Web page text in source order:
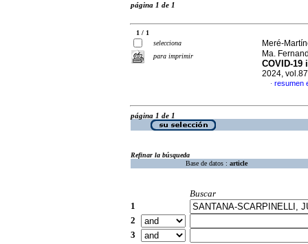
página 1 de 1
1 / 1
selecciona
para imprimir
Meré-
Ma.
COVID-19
2024,
· resumen
página 1 de 1
Refinar la búsqueda
Base de datos : article
Buscar
1
2
3